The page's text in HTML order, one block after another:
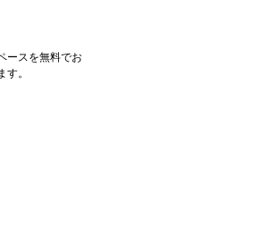
ースを無料でお
。